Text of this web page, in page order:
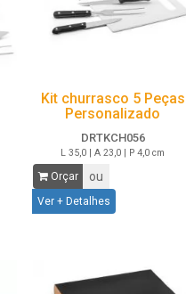
Kit churrasco 5 Peças
Personalizado
DRTKCH056
L 35,0 | A 23,0 | P 4,0 cm
Orçar ou
Ver + Detalhes